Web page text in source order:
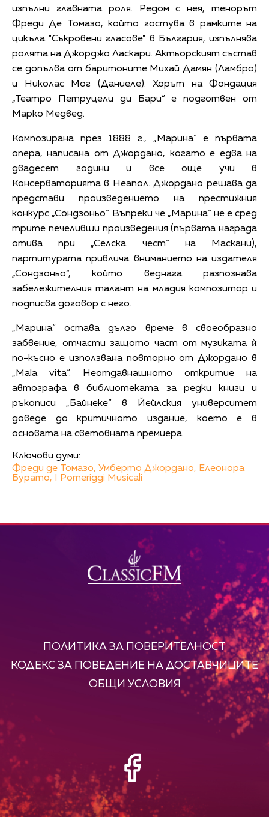
изпълни главната роля. Редом с нея, тенорът
Фреди Де Томазо, който гостува в рамките на
цикъла "Съкровени гласове" в България, изпълнява
ролята на Джорджо Ласкари. Актьорският състав
се допълва от баритоните Михай Дамян (Ламбро)
и Николас Мог (Даниеле). Хорът на Фондация
„Театро Петруцели ди Бари“ е подготвен от
Марко Медвед.
Композирана през 1888 г., „Марина“ е първата
опера, написана от Джордано, когато е едва на
двадесет години и все още учи в
Консерваторията в Неапол. Джордано решава да
представи произведението на престижния
конкурс „Сондзоньо“. Въпреки че „Марина“ не е сред
трите печеливши произведения (първата награда
отива при „Селска чест“ на Маскани),
партитурата привлича вниманието на издателя
„Сондзоньо“, който веднага разпознава
забележителния талант на младия композитор и
подписва договор с него.
„Марина“ остава дълго време в своеобразно
забвение, отчасти защото част от музиката ѝ
по-късно е използвана повторно от Джордано в
„Mala vita“. Неотдавнашното откритие на
автографа в библиотеката за редки книги и
ръкописи „Байнеке“ в Йейлския университет
доведе до критичното издание, което е в
основата на световната премиера.
Ключови думи:
Фреди де Томазо, Умберто Джордано, Елеонора
Бурато,
I Pomeriggi Musicali
ПОЛИТИКА ЗА ПОВЕРИТЕЛНОСТ
КОДЕКС ЗА ПОВЕДЕНИЕ НА ДОСТАВЧИЦИТЕ
ОБЩИ УСЛОВИЯ